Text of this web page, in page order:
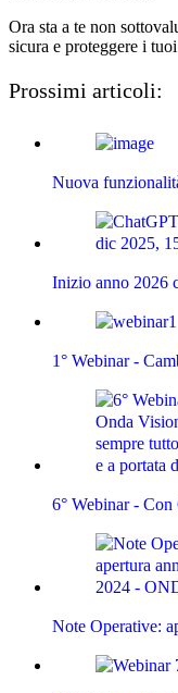
Ora sta a te non
sicura e proteggere i
Prossimi articoli:
Nuova
Inizio anno 2026
1° Webinar -
6° Webinar -
Note Operative: